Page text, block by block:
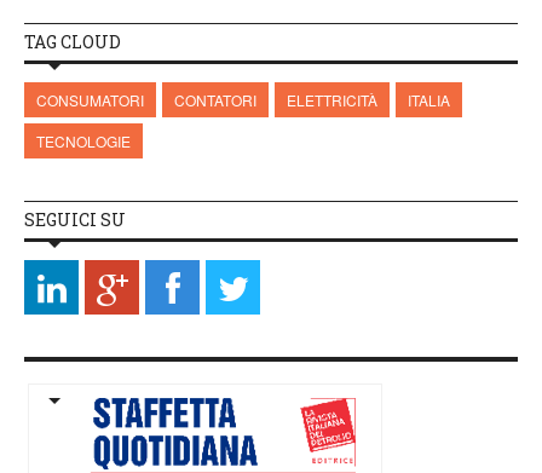
TAG CLOUD
CONSUMATORI CONTATORI ELETTRICITÀ
ITALIA
TECNOLOGIE
SEGUICI SU